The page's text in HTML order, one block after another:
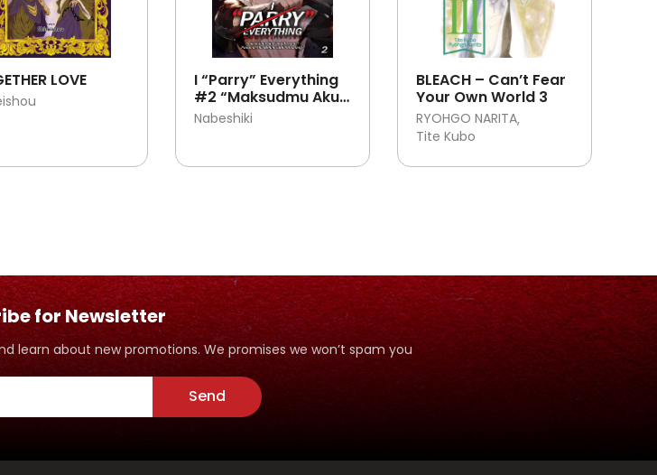
LOVE
I “Parry” Everything
#2 “Maksudmu Aku
yang Terkuat?
Nabeshiki
BLEACH – Can’t Fear
Your Own World 3
RYOHGO NARITA
Tite Kubo
for Newsletter
learn about new promotions. We promises we won’t spam you
Send